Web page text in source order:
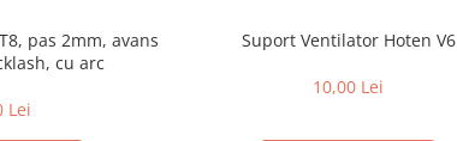
pas 2mm, avans
cu arc
Lei
Suport Ventilator Hoten V6
10,00 Lei